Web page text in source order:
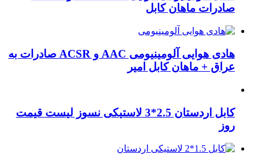
صادرات ماهان کابل
هادی هوایی آلومینیومی AAC و ACSR صادرات به
عراق + ماهان کابل امیر
کابل اردستان 2.5*3 لاستیکی نسوز لیست قیمت
روز